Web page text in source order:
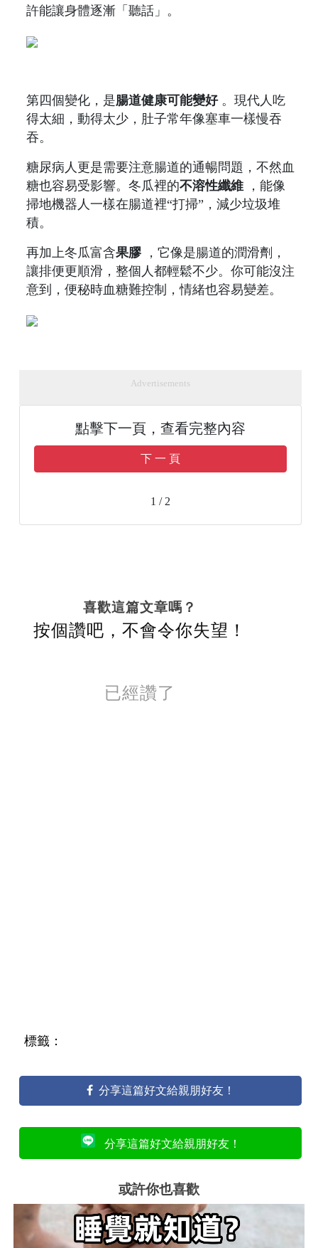
許能讓身體逐漸「聽話」。
第四個變化，是腸道健康可能變好。現代人吃
得太細，動得太少，肚子常年像塞車一樣慢吞
吞。
糖尿病人更是需要注意腸道的通暢問題，不然血
糖也容易受影響。冬瓜裡的不溶性纖維 ，能像
掃地機器人一樣在腸道裡“打掃”，減少垃圾堆
積。
再加上冬瓜富含果膠 ，它像是腸道的潤滑劑，
讓排便更順滑，整個人都輕鬆不少。你可能沒注
意到，便秘時血糖難控制，情緒也容易變差。
Advertisements
點擊下一頁，查看完整內容
下 一 頁
1 / 2
喜歡這篇文章嗎？
按個讚吧，不會令你失望！
已經讚了
標籤：
分享這篇好文給親朋好友！
分享這篇好文給親朋好友！
或許你也喜歡